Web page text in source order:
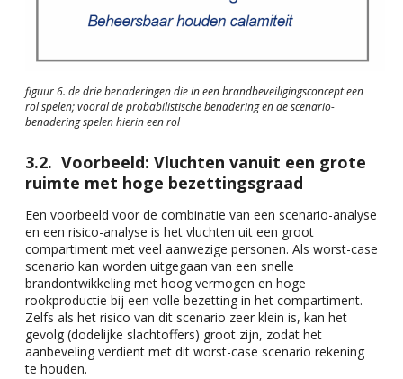
figuur 6. de drie benaderingen die in een brandbeveiligingsconcept een
rol spelen; vooral de probabilistische benadering en de scenario-
benadering spelen hierin een rol
Voorbeeld: Vluchten vanuit een grote
ruimte met hoge bezettingsgraad
Een voorbeeld voor de combinatie van een scenario-analyse
en een risico-analyse is het vluchten uit een groot
compartiment met veel aanwezige personen. Als worst-case
scenario kan worden uitgegaan van een snelle
brandontwikkeling met hoog vermogen en hoge
rookproductie bij een volle bezetting in het compartiment.
Zelfs als het risico van dit scenario zeer klein is, kan het
gevolg (dodelijke slachtoffers) groot zijn, zodat het
aanbeveling verdient met dit worst-case scenario rekening
te houden.